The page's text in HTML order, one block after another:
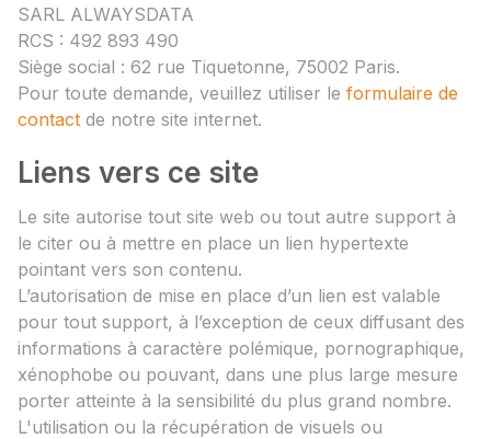
SARL ALWAYSDATA
RCS : 492 893 490
Siège social : 62 rue Tiquetonne, 75002 Paris.
Pour toute demande, veuillez utiliser le formulaire de
contact de notre site internet.
Liens vers ce site
Le site autorise tout site web ou tout autre support à
le citer ou à mettre en place un lien hypertexte
pointant vers son contenu.
L’autorisation de mise en place d’un lien est valable
pour tout support, à l’exception de ceux diffusant des
informations à caractère polémique, pornographique,
xénophobe ou pouvant, dans une plus large mesure
porter atteinte à la sensibilité du plus grand nombre.
L'utilisation ou la récupération de visuels ou